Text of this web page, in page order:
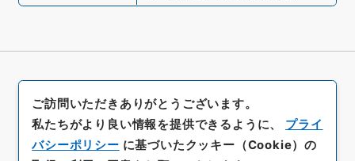
ご訪問いただきありがとうございます。
私たちがより良い情報を提供できるように、 プライ
バシーポリシー に基づいたクッキー（Cookie）の